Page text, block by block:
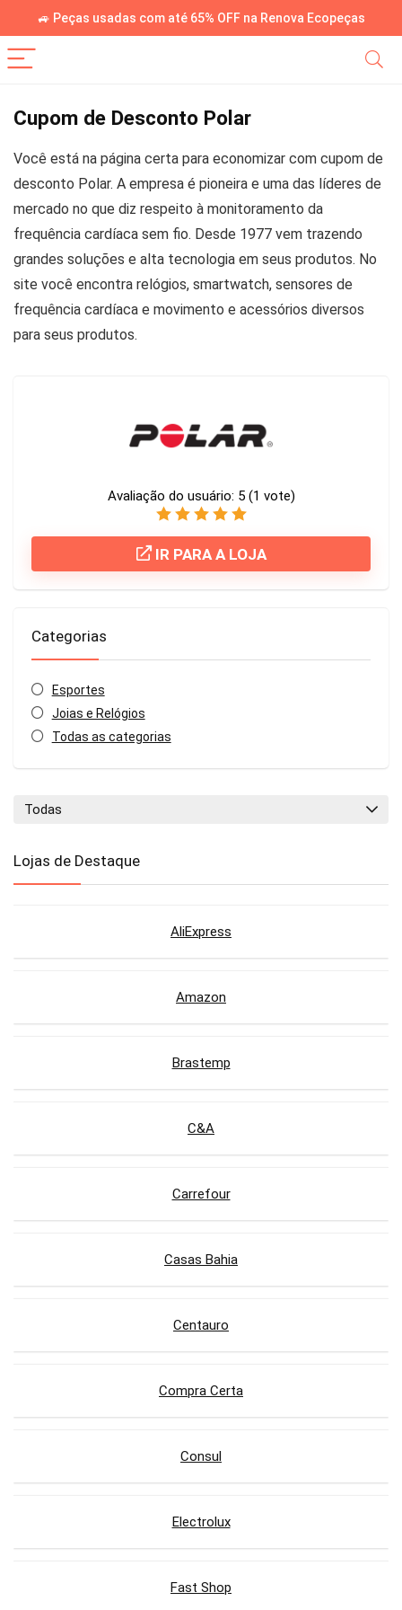
🚙 Peças usadas com até 65% OFF na Renova Ecopeças
Cupom de Desconto Polar
Você está na página certa para economizar com cupom de
desconto Polar. A empresa é pioneira e uma das líderes de
mercado no que diz respeito à monitoramento da
frequência cardíaca sem fio. Desde 1977 vem trazendo
grandes soluções e alta tecnologia em seus produtos. No
site você encontra relógios, smartwatch, sensores de
frequência cardíaca e movimento e acessórios diversos
para seus produtos.
Avaliação do usuário: 5 (1 vote)
IR PARA A LOJA
Categorias
Esportes
Joias e Relógios
Todas as categorias
Todas
Lojas de Destaque
AliExpress
Amazon
Brastemp
C&A
Carrefour
Casas Bahia
Centauro
Compra Certa
Consul
Electrolux
Fast Shop